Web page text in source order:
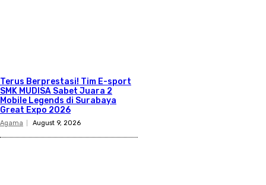
Terus Berprestasi! Tim E-sport
SMK MUDISA Sabet Juara 2
Mobile Legends di Surabaya
Great Expo 2026
Agama August 9, 2026